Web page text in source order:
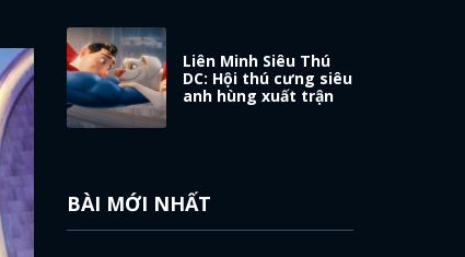
Liên Minh Siêu Thú
DC: Hội thú cưng siêu
anh hùng xuất trận
BÀI MỚI NHẤT